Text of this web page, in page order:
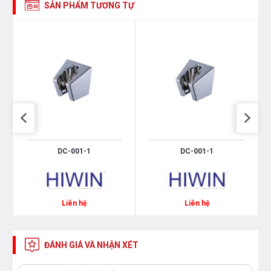
SẢN PHẨM TƯƠNG TỰ
DC-001-1
Liên hệ
DC-001-1
Liên hệ
ĐÁNH GIÁ VÀ NHẬN XÉT